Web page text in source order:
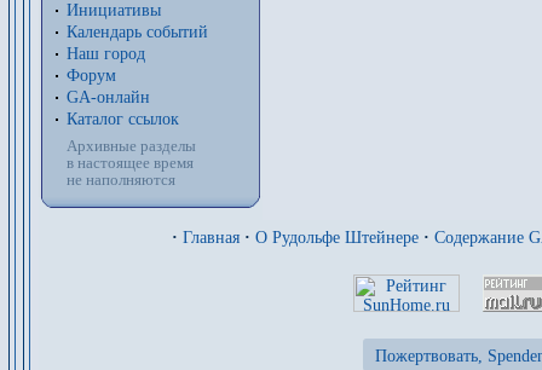
Инициативы
Календарь событий
Наш город
Форум
GA-онлайн
Каталог ссылок
Архивные разделы
в настоящее время
не наполняются
· Главная · О Рудольфе Штейнере · Содержание
Пожертвовать,